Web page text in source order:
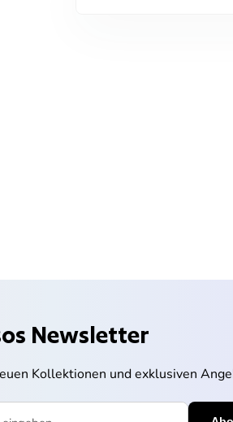
Newsletter
Kollektionen und exklusiven